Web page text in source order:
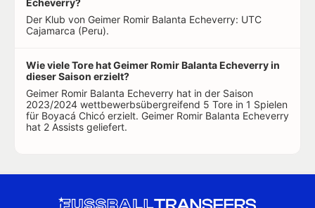
Echeverry?
Der Klub von Geimer Romir Balanta Echeverry: UTC
Cajamarca (Peru).
Wie viele Tore hat Geimer Romir Balanta Echeverry in
dieser Saison erzielt?
Geimer Romir Balanta Echeverry hat in der Saison
2023/2024 wettbewerbsübergreifend 5 Tore in 1 Spielen
für Boyacá Chicó erzielt. Geimer Romir Balanta Echeverry
hat 2 Assists geliefert.